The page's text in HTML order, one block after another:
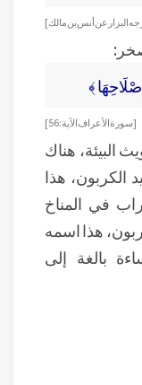
البزار عن أنس بن مالك]
﴾
[ سورة الأعراف الآية: 56]
البيئة، هناك
الكربون، هذا
في المناخ
هذا اسمه
بالغة إلى